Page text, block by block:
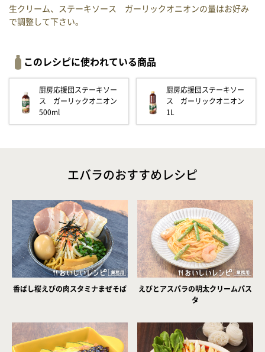
生クリーム、ステーキソース ガーリックオニオンの量はお好み
で調整して下さい。
このレシピに使われている商品
厨房応援団ステーキソー
ス ガーリックオニオン
500ml
厨房応援団ステーキソー
ス ガーリックオニオン
1L
エバラのおすすめレシピ
香ばし桜えびの肉スタミナまぜそば
えびとアスパラの明太クリームパス
タ